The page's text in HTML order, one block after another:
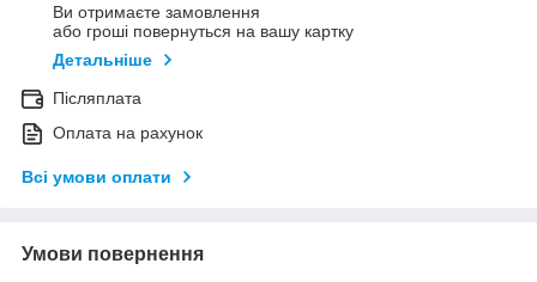
Ви отримаєте замовлення
або гроші повернуться на вашу картку
Детальніше
Післяплата
Оплата на рахунок
Всі умови оплати
Умови повернення